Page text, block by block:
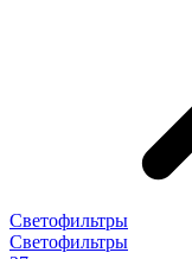
Светофильтры
Светофильтры